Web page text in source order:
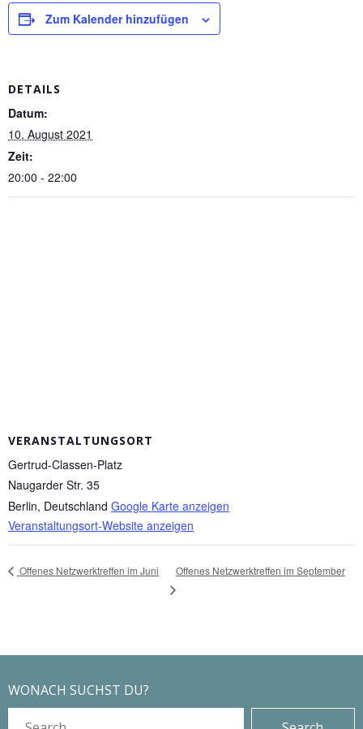
Zum Kalender hinzufügen
DETAILS
Datum:
10. August 2021
Zeit:
20:00 - 22:00
VERANSTALTUNGSORT
Gertrud-Classen-Platz
Naugarder Str. 35
Berlin, Deutschland Google Karte anzeigen
Veranstaltungsort-Website anzeigen
Offenes Netzwerktreffen im Juni Offenes Netzwerktreffen im September
WONACH SUCHST DU?